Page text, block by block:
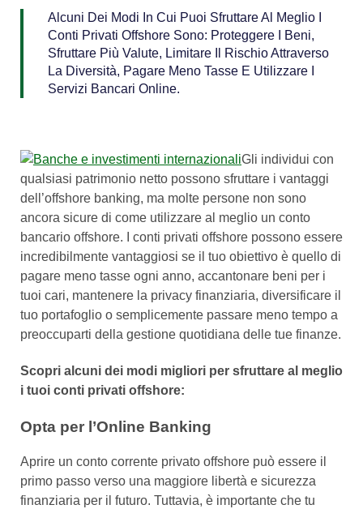
Alcuni Dei Modi In Cui Puoi Sfruttare Al Meglio I
Conti Privati Offshore Sono: Proteggere I Beni,
Sfruttare Più Valute, Limitare Il Rischio Attraverso
La Diversità, Pagare Meno Tasse E Utilizzare I
Servizi Bancari Online.
Gli individui con
qualsiasi patrimonio netto possono sfruttare i vantaggi
dell’offshore banking, ma molte persone non sono
ancora sicure di come utilizzare al meglio un conto
bancario offshore. I conti privati offshore possono essere
incredibilmente vantaggiosi se il tuo obiettivo è quello di
pagare meno tasse ogni anno, accantonare beni per i
tuoi cari, mantenere la privacy finanziaria, diversificare il
tuo portafoglio o semplicemente passare meno tempo a
preoccuparti della gestione quotidiana delle tue finanze.
Scopri alcuni dei modi migliori per sfruttare al meglio
i tuoi conti privati offshore:
Opta per l’Online Banking
Aprire un conto corrente privato offshore può essere il
primo passo verso una maggiore libertà e sicurezza
finanziaria per il futuro. Tuttavia, è importante che tu